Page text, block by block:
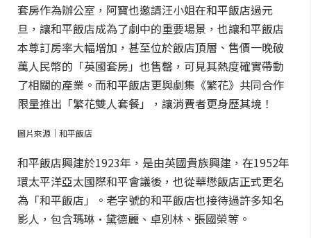
套房作為辦公室，阿寶也邀請汪小姐在和平飯店過元
旦，讓和平飯店成為了劇中的重要場景，也讓和平飯店
本尊訂房率大幅增加，甚至位於飯店頂層、售價一晚破
萬人民幣的「英國套房」也售罄，可見其熱度確實帶動
了相關的產業。而和平飯店更與劇集《繁花》共同合作
限量推出「繁花雙人套餐」，讓消費者更身歷其境！
圖片來源｜和平飯店
和平飯店興建於1923年，是由英國貴族興建，在1952年
環太平洋亞太國際和平會議後，也從華懋飯店正式更名
為「和平飯店」。老字號的和平飯店也接待過許多知名
影人，包含瑪琳·黛德麗、卓別林、張國榮等。